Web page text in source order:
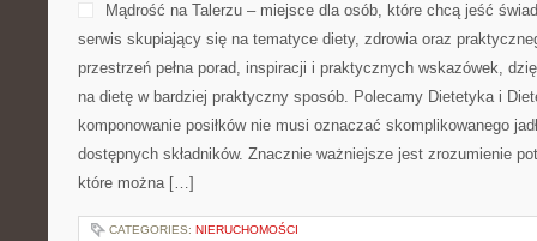
Mądrość na Talerzu – miejsce dla osób, które chcą jeść
serwis skupiający się na tematyce diety, zdrowia oraz
przestrzeń pełna porad, inspiracji i praktycznych wskazówek,
na dietę w bardziej praktyczny sposób. Polecamy Dietetyka i
komponowanie posiłków nie musi oznaczać skomplikowanego
dostępnych składników. Znacznie ważniejsze jest zrozumienie
które można […]
CATEGORIES: NIERUCHOMOŚCI